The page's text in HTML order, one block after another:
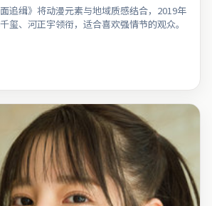
追缉》将动漫元素与地域质感结合，2019年
玺、河正宇领衔，适合喜欢强情节的观众。